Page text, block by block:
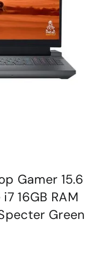
Gamer 15.6
16GB RAM
Green